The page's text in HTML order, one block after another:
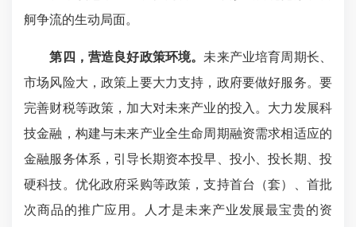
舸争流的生动局面。
第四，营造良好政策环境。 未来产业培育周期长、
市场风险大，政策上要大力支持，政府要做好服务。要
完善财税等政策，加大对未来产业的投入。大力发展科
技金融，构建与未来产业全生命周期融资需求相适应的
金融服务体系，引导长期资本投早、投小、投长期、投
硬科技。优化政府采购等政策，支持首台（套）、首批
次商品的推广应用。人才是未来产业发展最宝贵的资